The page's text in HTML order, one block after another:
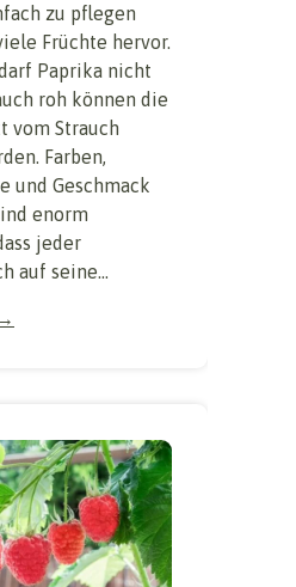
zu pflegen
Früchte hervor.
Paprika nicht
roh können die
vom Strauch
Farben,
und Geschmack
enorm
jeder
auf seine...